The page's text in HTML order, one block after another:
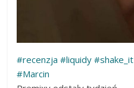
#recenzja #liquidy #shake_it
#Marcin